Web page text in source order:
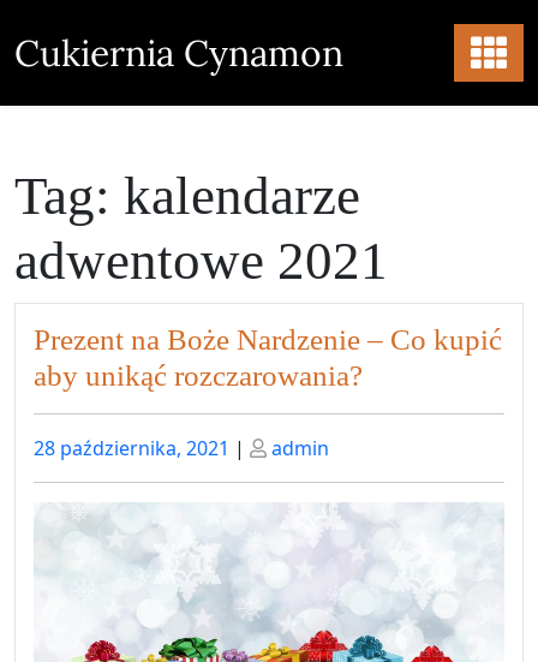
to
content
Cukiernia Cynamon
Tag: kalendarze
adwentowe 2021
Prezent na Boże Nardzenie – Co kupić
aby unikąć rozczarowania?
Posted
on
28 października, 2021 | Posted
on
admin